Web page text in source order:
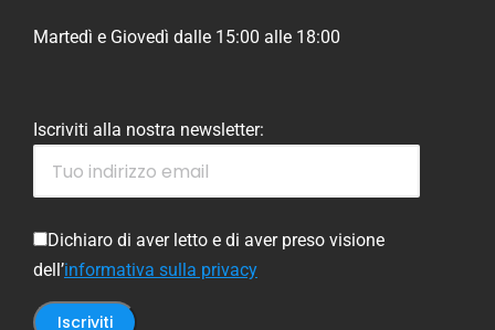
Martedì e Giovedì dalle 15:00 alle 18:00
Iscriviti alla nostra newsletter:
Dichiaro di aver letto e di aver preso visione
dell’informativa sulla privacy